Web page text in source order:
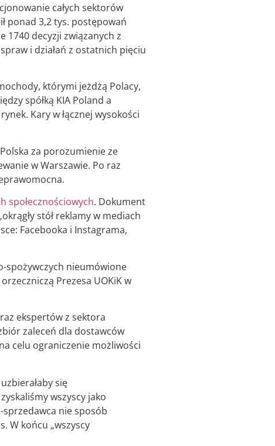
całych sektorów
ponad 3,2 tys. postępowań
1740 decyzji związanych z
i działań z ostatnich pięciu
którymi jeżdżą Polacy,
spółką KIA Poland a
Kary w łącznej wysokości
Polska za porozumienie ze
w Warszawie. Po raz
społecznościowych. Dokument
stół reklamy w mediach
Facebooka i Instagrama,
spożywczych nieumówione
Prezesa UOKiK w
ekspertów z sektora
zaleceń dla dostawców
celu ograniczenie możliwości
się
wszyscy jako
nie sposób
W końcu „wszyscy